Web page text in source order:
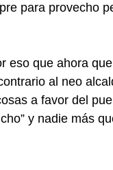
para provecho
que ahora que
al neo
a favor del
y nadie más